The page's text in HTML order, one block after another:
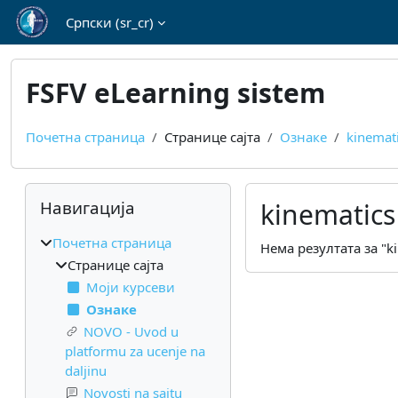
Иди на главни садржај
Српски ‎(sr_cr)‎
FSFV eLearning sistem
Почетна страница Странице сајта Ознаке
kinematics
Нема резултата за
Блокови
Прескочи Навигација
Навигација
Почетна страница
Странице сајта
Моји курсеви
Ознаке
NOVO - Uvod u
platformu za ucenje na
daljinu
Novosti na sajtu